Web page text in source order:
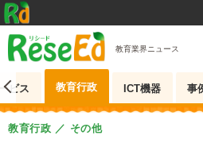
教育業界ニュース
ビス 教育行政 ICT機器 事
教育行政 その他